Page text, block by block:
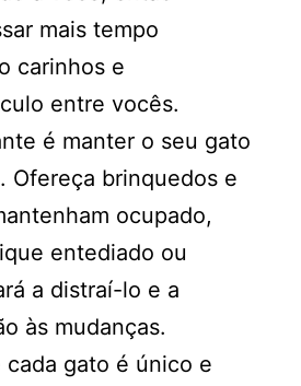
mais tempo
carinhos e
entre vocês.
é manter o seu gato
Ofereça brinquedos e
ocupado,
entediado ou
a distraí-lo e a
às mudanças.
gato é único e